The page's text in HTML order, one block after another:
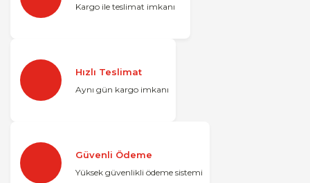
Kargo ile teslimat imkanı
Hızlı Teslimat
Aynı gün kargo imkanı
Güvenli Ödeme
Yüksek güvenlikli ödeme sistemi